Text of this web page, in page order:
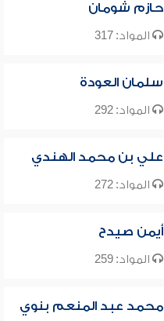
حازم شومان
المواد: 317
سلمان العودة
المواد: 292
علي بن محمد الهندي
المواد: 272
أيمن صيدح
المواد: 259
محمد عبد المنعم بنوي